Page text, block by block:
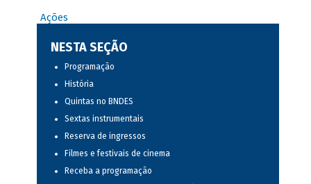
Ações
NESTA SEÇÃO
Programação
História
Quintas no BNDES
Sextas instrumentais
Reserva de ingressos
Filmes e festivais de cinema
Receba a programação